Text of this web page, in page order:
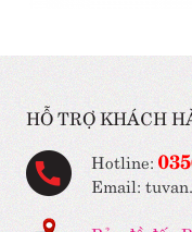
HỖ TRỢ KHÁCH
Hotline:
Email: